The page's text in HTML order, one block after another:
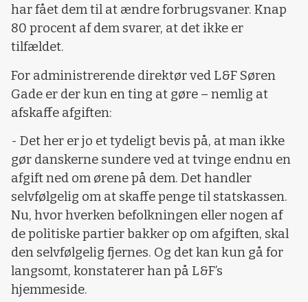
har fået dem til at ændre forbrugsvaner. Knap
80 procent af dem svarer, at det ikke er
tilfældet.
For administrerende direktør ved L&F Søren
Gade er der kun en ting at gøre – nemlig at
afskaffe afgiften:
- Det her er jo et tydeligt bevis på, at man ikke
gør danskerne sundere ved at tvinge endnu en
afgift ned om ørene på dem. Det handler
selvfølgelig om at skaffe penge til statskassen.
Nu, hvor hverken befolkningen eller nogen af
de politiske partier bakker op om afgiften, skal
den selvfølgelig fjernes. Og det kan kun gå for
langsomt, konstaterer han på L&F’s
hjemmeside.